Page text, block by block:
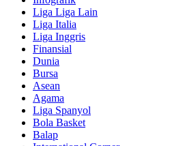
Liga Liga Lain
Liga Italia
Liga Inggris
Finansial
Dunia
Bursa
Asean
Agama
Liga Spanyol
Bola Basket
Balap